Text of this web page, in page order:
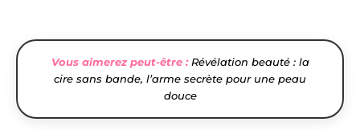
Vous aimerez peut-être : Révélation beauté : la
cire sans bande, l’arme secrète pour une peau
douce